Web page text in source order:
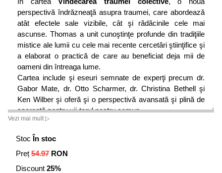
perspectivă îndrăzneaţă asupra traumei, care abordează
atât efectele sale vizibile, cât şi rădăcinile cele mai
ascunse. Thomas a unit cunoştinţe profunde din tradiţiile
mistice ale lumii cu cele mai recente cercetări ştiinţifice şi
a elaborat o practică de care au beneficiat deja mii de
oameni din întreaga lume.
Cartea include şi eseuri semnate de experţi precum dr.
Gabor Mate, dr. Otto Scharmer, dr. Christina Bethell şi
Ken Wilber şi oferă şi o perspectivă avansată şi plină de
speranţă pentru vii-torul nostru comun.
Vezi mai mult ▷
Stoc În stoc
Preț 54.97 RON
Discount 25%